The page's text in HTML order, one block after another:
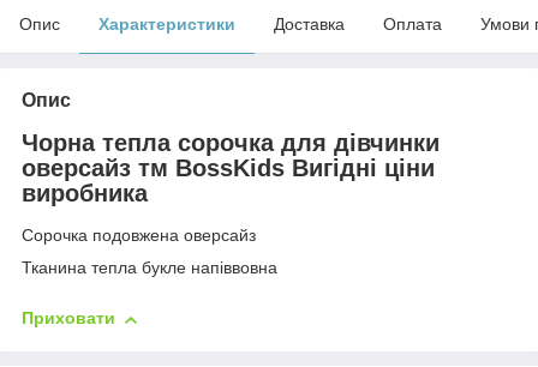
Опис Характеристики Доставка Оплата Умови
Опис
Чорна тепла сорочка для дівчинки
оверсайз тм BossKids Вигідні ціни
виробника
Сорочка подовжена оверсайз
Тканина тепла букле напіввовна
Приховати